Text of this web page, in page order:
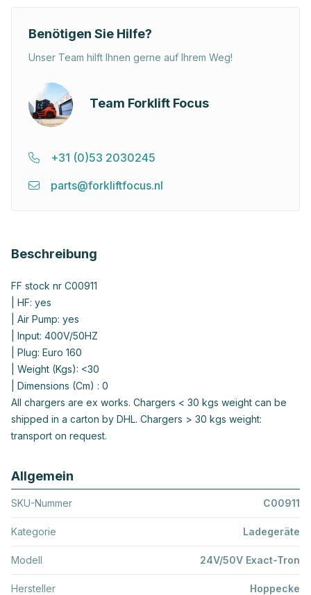
Benötigen Sie Hilfe?
Unser Team hilft Ihnen gerne auf Ihrem Weg!
Team Forklift Focus
+31 (0)53 2030245
parts@forkliftfocus.nl
Beschreibung
FF stock nr C00911
| HF: yes
| Air Pump: yes
| Input: 400V/50HZ
| Plug: Euro 160
| Weight (Kgs): <30
| Dimensions (Cm) : 0
All chargers are ex works. Chargers < 30 kgs weight can be
shipped in a carton by DHL. Chargers > 30 kgs weight:
transport on request.
Allgemein
SKU-Nummer C00911
Kategorie Ladegeräte
Modell 24V/50V Exact-Tron
Hersteller Hoppecke